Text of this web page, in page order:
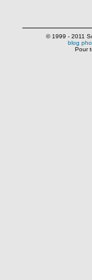
© 1999 - 2011
blog
Pour